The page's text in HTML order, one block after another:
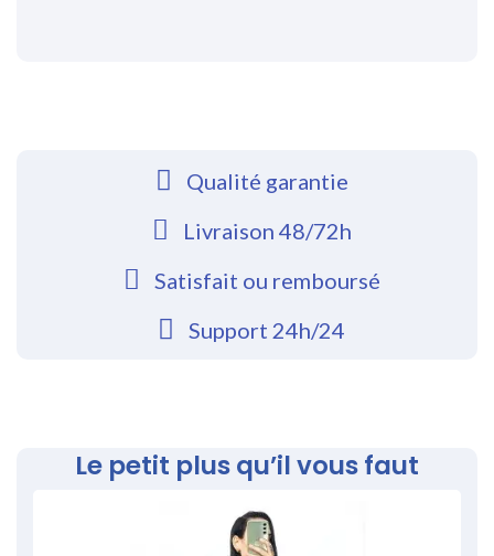
Qualité garantie
Livraison 48/72h
Satisfait ou remboursé
Support 24h/24
Le petit plus qu’il vous faut